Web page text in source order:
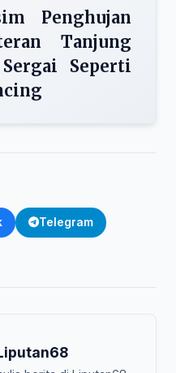
Penghujan
Tanjung
Seperti
Telegram